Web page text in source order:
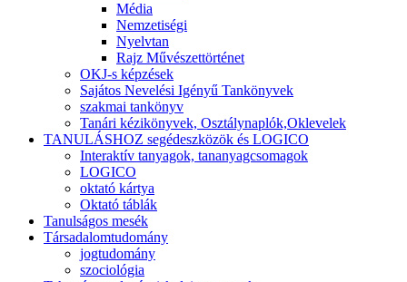
Média
Nemzetiségi
Nyelvtan
Rajz Művészettörténet
OKJ-s képzések
Sajátos Nevelési Igényű Tankönyvek
szakmai tankönyv
Tanári kézikönyvek, Osztálynaplók,Oklevelek
TANULÁSHOZ segédeszközök és LOGICO
Interaktív tanyagok, tananyagcsomagok
LOGICO
oktató kártya
Oktató táblák
Tanulságos mesék
Társadalomtudomány
jogtudomány
szociológia